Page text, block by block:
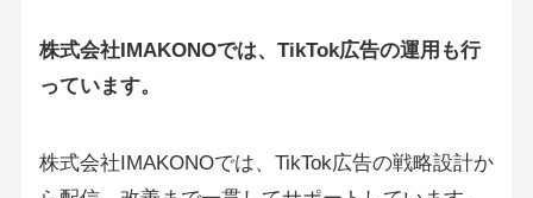
株式会社IMAKONOでは、TikTok広告の運用も行
っています。
株式会社IMAKONOでは、TikTok広告の戦略設計か